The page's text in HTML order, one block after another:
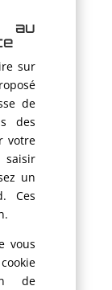
au
sur
de
des
votre
saisir
un
Ces
vous
de